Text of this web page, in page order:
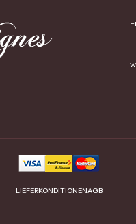
LIEFERKONDITIONENAGB